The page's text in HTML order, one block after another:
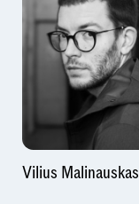
Vilius Malinauskas